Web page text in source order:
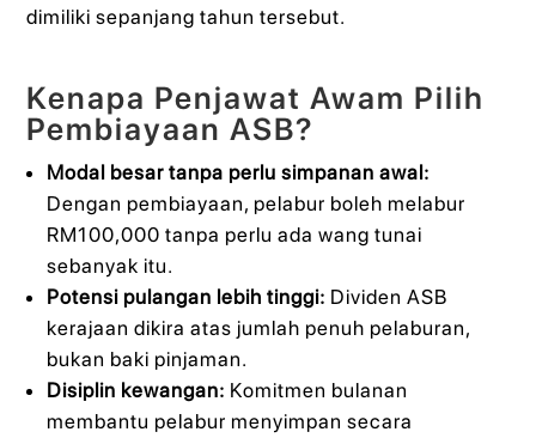
dimiliki sepanjang tahun tersebut.
Kenapa Penjawat Awam Pilih
Pembiayaan ASB?
Modal besar tanpa perlu simpanan awal:
Dengan pembiayaan, pelabur boleh melabur
RM100,000 tanpa perlu ada wang tunai
sebanyak itu.
Potensi pulangan lebih tinggi: Dividen ASB
kerajaan dikira atas jumlah penuh pelaburan,
bukan baki pinjaman.
Disiplin kewangan: Komitmen bulanan
membantu pelabur menyimpan secara